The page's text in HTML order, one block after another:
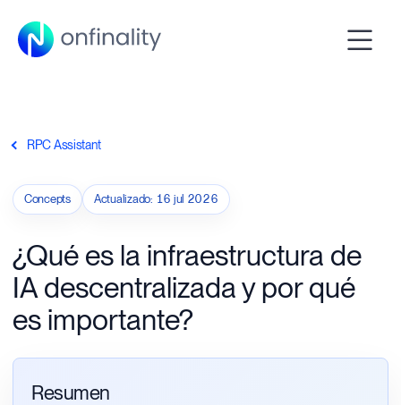
RPC Assistant
Concepts Actualizado: 16 jul 2026
¿Qué es la infraestructura de
IA descentralizada y por qué
es importante?
Resumen